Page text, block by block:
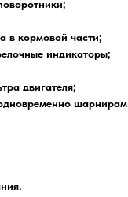
в кормовой части;
индикаторы;
двигателя;